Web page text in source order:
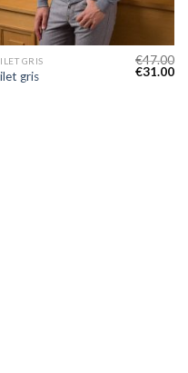
GRIS
gris
€47.00
€31.00